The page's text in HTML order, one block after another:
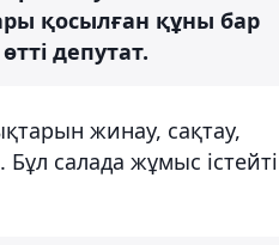
қосылған құны бар
депутат.
жинау, сақтау,
Бұл салада жұмыс